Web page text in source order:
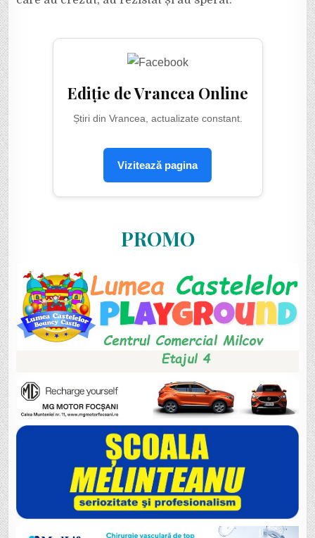
Ediție de Vrancea Online
Știri din Vrancea, actualizate constant.
Vizitează pagina
PROMO